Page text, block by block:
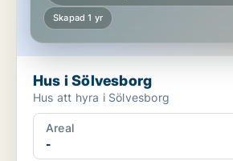
Skapad 1 yr
Hus i Sölvesborg
Hus att hyra i Sölvesborg
Areal
-